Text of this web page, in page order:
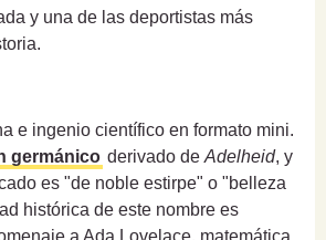
y una de las deportistas más
e ingenio científico en formato mini.
germánico derivado de Adelheid, y
es "de noble estirpe" o "belleza
histórica de este nombre es